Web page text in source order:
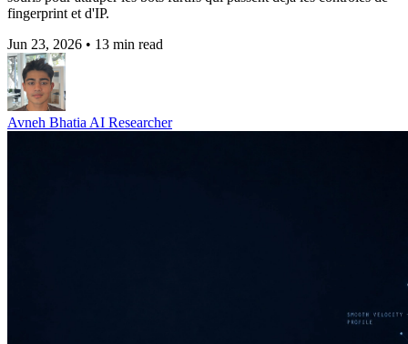
fingerprint et d'IP.
Jun 23, 2026 • 13 min read
Avneh Bhatia AI Researcher